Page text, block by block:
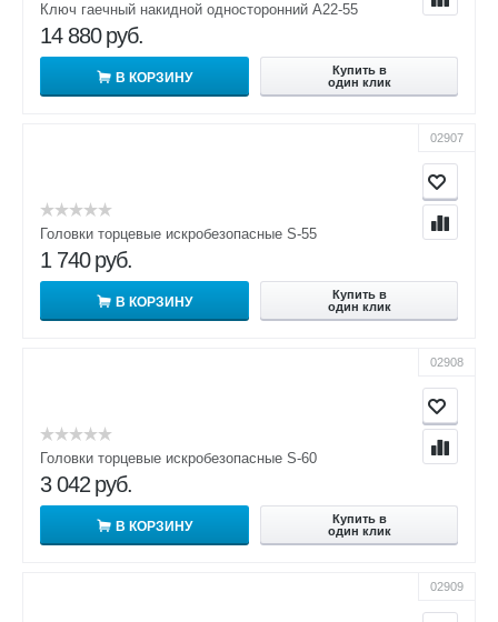
Ключ гаечный накидной односторонний А22-55
14 880 руб.
В КОРЗИНУ
Купить в
один клик
02907
Головки торцевые искробезопасные S-55
1 740 руб.
В КОРЗИНУ
Купить в
один клик
02908
Головки торцевые искробезопасные S-60
3 042 руб.
В КОРЗИНУ
Купить в
один клик
02909